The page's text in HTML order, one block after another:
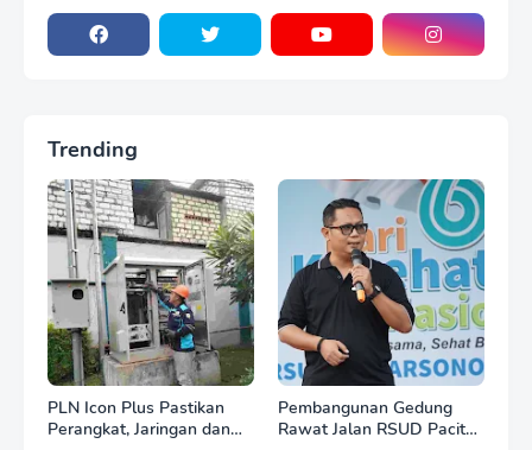
Trending
PLN Icon Plus Pastikan
Perangkat, Jaringan dan
Pembangunan Gedung
Rawat Jalan RSUD Pacitan